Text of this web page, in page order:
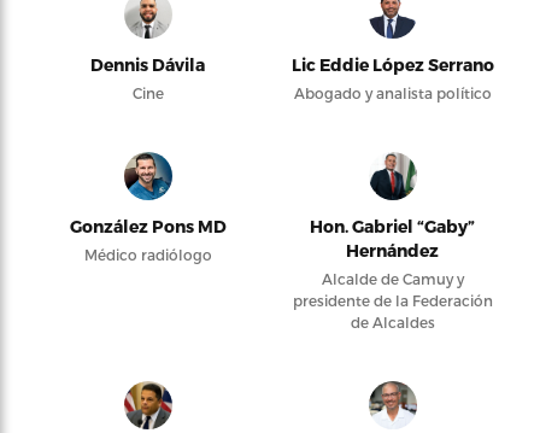
Dennis Dávila
Cine
Lic Eddie López Serrano
Abogado y analista político
González Pons MD
Médico radiólogo
Hon. Gabriel “Gaby”
Hernández
Alcalde de Camuy y
presidente de la Federación
de Alcaldes